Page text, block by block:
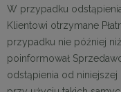
W przypadku
Klientowi otrzymane
przypadku nie później
poinformował
odstąpienia od